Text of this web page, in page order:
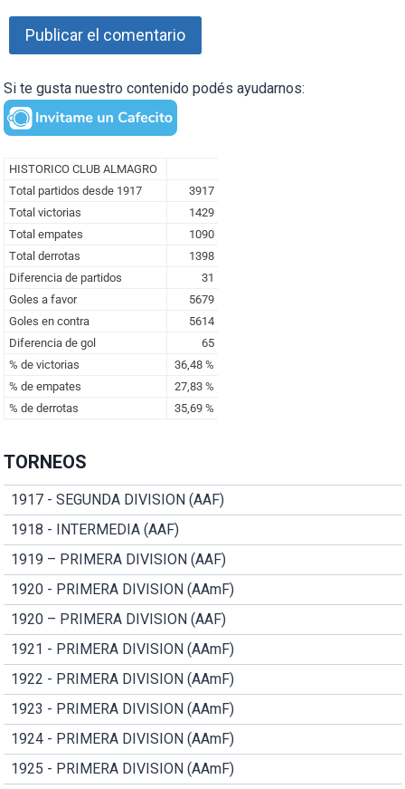
Si te gusta nuestro contenido podés ayudarnos:
TORNEOS
1917 - SEGUNDA DIVISION (AAF)
1918 - INTERMEDIA (AAF)
1919 – PRIMERA DIVISION (AAF)
1920 - PRIMERA DIVISION (AAmF)
1920 – PRIMERA DIVISION (AAF)
1921 - PRIMERA DIVISION (AAmF)
1922 - PRIMERA DIVISION (AAmF)
1923 - PRIMERA DIVISION (AAmF)
1924 - PRIMERA DIVISION (AAmF)
1925 - PRIMERA DIVISION (AAmF)